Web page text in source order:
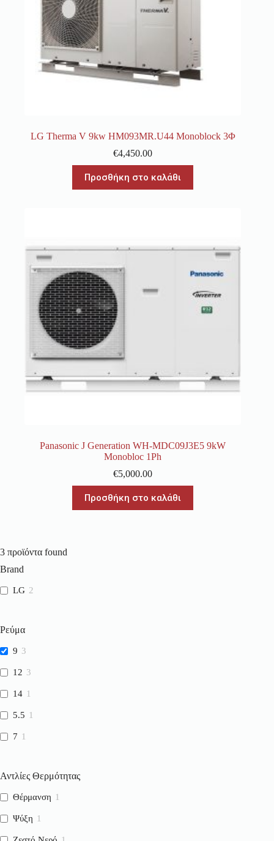
LG Therma V 9kw HM093MR.U44 Monoblock 3Φ
€4,450.00
Προσθήκη στο καλάθι
Panasonic J Generation WH-MDC09J3E5 9kW
Monobloc 1Ph
€5,000.00
Προσθήκη στο καλάθι
3 προϊόντα found
Brand
LG 2
Ρεύμα
9 3
12 3
14 1
5.5 1
7 1
Αντλίες Θερμότητας
Θέρμανση 1
Ψύξη 1